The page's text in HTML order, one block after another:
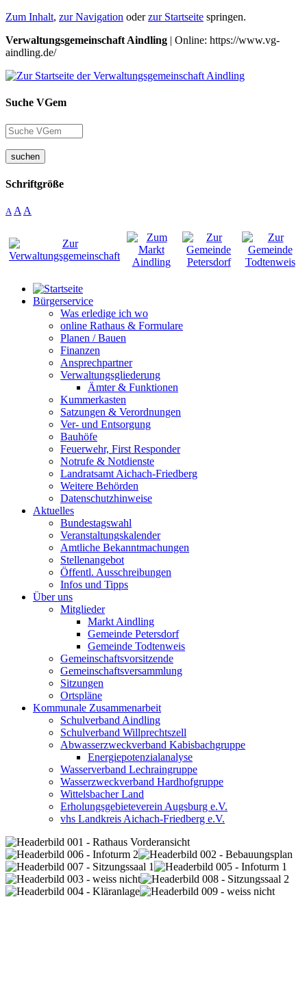
Zum Inhalt, zur Navigation oderzur Startseite springen.
Verwaltungsgemeinschaft Aindling | Online: https://www.vg-
aindling.de/
Suche VGem
suchen
Schriftgröße
A A A
Bürgerservice
Was erledige ich wo
online Rathaus & Formulare
Planen / Bauen
Finanzen
Ansprechpartner
Verwaltungsgliederung
Ämter & Funktionen
Kummerkasten
Satzungen & Verordnungen
Ver- und Entsorgung
Bauhöfe
Feuerwehr, First Responder
Notrufe & Notdienste
Landratsamt Aichach-Friedberg
Weitere Behörden
Datenschutzhinweise
Aktuelles
Bundestagswahl
Veranstaltungskalender
Amtliche Bekanntmachungen
Stellenangebot
Öffentl. Ausschreibungen
Infos und Tipps
Über uns
Mitglieder
Markt Aindling
Gemeinde Petersdorf
Gemeinde Todtenweis
Gemeinschaftsvorsitzende
Gemeinschaftsversammlung
Sitzungen
Ortspläne
Kommunale Zusammenarbeit
Schulverband Aindling
Schulverband Willprechtszell
Abwasserzweckverband Kabisbachgruppe
Energiepotenzialanalyse
Wasserverband Lechraingruppe
Wasserzweckverband Hardhofgruppe
Wittelsbacher Land
Erholungsgebieteverein Augsburg e.V.
vhs Landkreis Aichach-Friedberg e.V.